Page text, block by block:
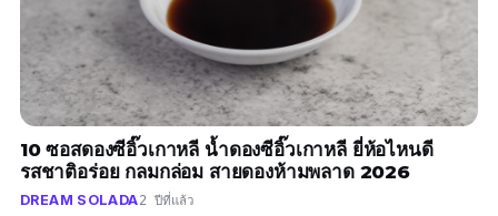
10 ซอสดองซีอิ๊วเกาหลี น้ำดองซีอิ๊วเกาหลี ยี่ห้อไหนดี
รสชาติอร่อย กลมกล่อม สายดองห้ามพลาด 2026
DREAM SOLADA2 ปีที่แล้ว